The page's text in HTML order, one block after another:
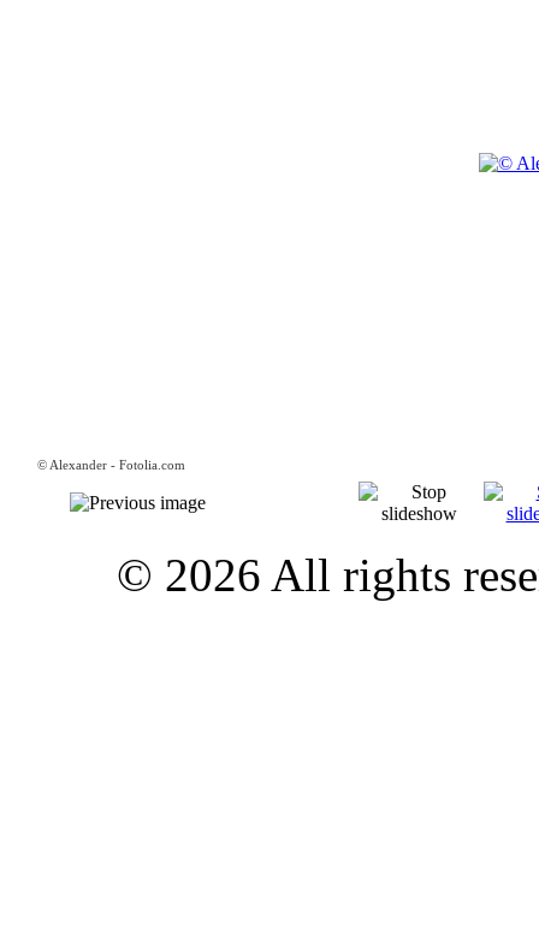
© Alexander - Fotolia.com
© 2026 All rights